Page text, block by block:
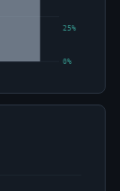
0%
25%